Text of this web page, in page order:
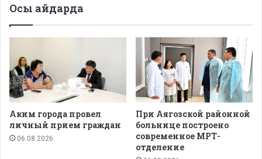
Осы айдарда
Аким города провел
личный прием граждан
06.08.2026
При Аягозской районной
больнице построено
современное МРТ-
отделение